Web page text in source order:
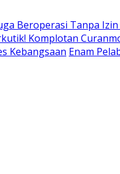
Beroperasi Tanpa
Komplotan
Kebangsaan Enam